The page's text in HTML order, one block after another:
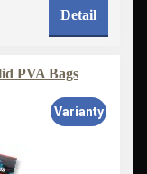
Detail
PVA Bags
Varianty